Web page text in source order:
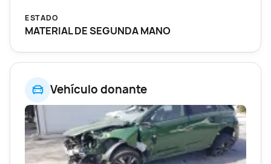
Vehículo donante
ESTADO
MATERIAL DE SEGUNDA MANO